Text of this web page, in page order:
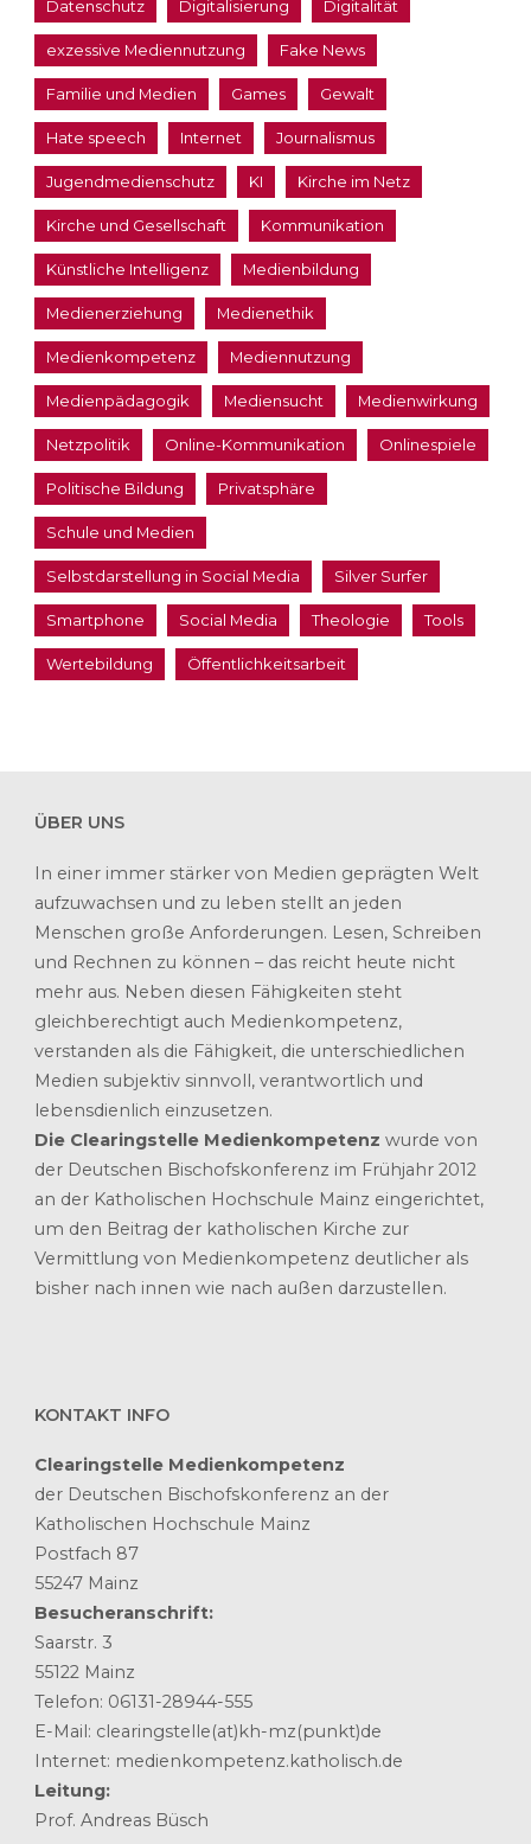
Datenschutz Digitalisierung Digitalität
exzessive Mediennutzung Fake News
Familie und Medien Games Gewalt
Hate speech Internet Journalismus
Jugendmedienschutz KI Kirche im Netz
Kirche und Gesellschaft Kommunikation
Künstliche Intelligenz Medienbildung
Medienerziehung Medienethik
Medienkompetenz Mediennutzung
Medienpädagogik Mediensucht Medienwirkung
Netzpolitik Online-Kommunikation Onlinespiele
Politische Bildung Privatsphäre
Schule und Medien
Selbstdarstellung in Social Media Silver Surfer
Smartphone Social Media Theologie Tools
Wertebildung Öffentlichkeitsarbeit
ÜBER UNS
In einer immer stärker von Medien geprägten Welt
aufzuwachsen und zu leben stellt an jeden
Menschen große Anforderungen. Lesen, Schreiben
und Rechnen zu können – das reicht heute nicht
mehr aus. Neben diesen Fähigkeiten steht
gleichberechtigt auch Medienkompetenz,
verstanden als die Fähigkeit, die unterschiedlichen
Medien subjektiv sinnvoll, verantwortlich und
lebensdienlich einzusetzen.
Die Clearingstelle Medienkompetenz wurde von
der Deutschen Bischofskonferenz im Frühjahr 2012
an der Katholischen Hochschule Mainz eingerichtet,
um den Beitrag der katholischen Kirche zur
Vermittlung von Medienkompetenz deutlicher als
bisher nach innen wie nach außen darzustellen.
KONTAKT INFO
Clearingstelle Medienkompetenz
der Deutschen Bischofskonferenz an der
Katholischen Hochschule Mainz
Postfach 87
55247 Mainz
Besucheranschrift:
Saarstr. 3
55122 Mainz
Telefon: 06131-28944-555
E-Mail: clearingstelle(at)kh-mz(punkt)de
Internet: medienkompetenz.katholisch.de
Leitung:
Prof. Andreas Büsch